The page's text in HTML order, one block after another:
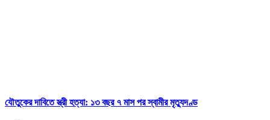
যৌতুকের দাবিতে স্ত্রী হত্যা: ১৩ বছর ৭ মাস পর স্বামীর মৃত্যুদণ্ড